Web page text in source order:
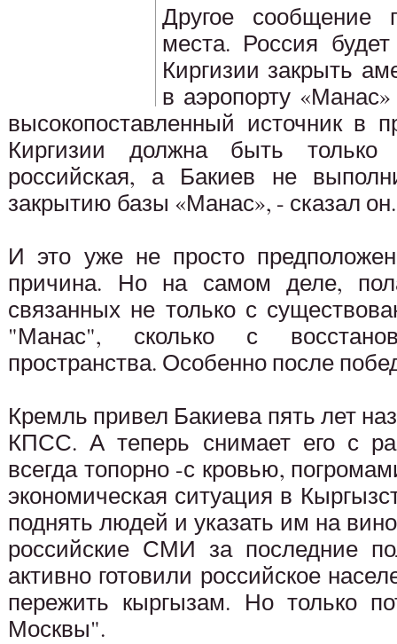
Другое сообщение
места. Россия
Киргизии закрыть
в аэропорту
высокопоставленный источник в
Киргизии должна быть
российская, а Бакиев не
закрытию базы «Манас», - сказал он.
И это уже не просто
причина. Но на самом деле,
связанных не только с
"Манас", сколько с
пространства. Особенно после
Кремль привел Бакиева пять лет
КПСС. А теперь снимает его с
всегда топорно -с кровью,
экономическая ситуация в
поднять людей и указать им на
российские СМИ за последние
активно готовили российское
пережить кыргызам. Но только
Москвы".